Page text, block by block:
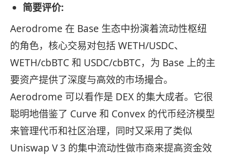
简要评价:
Aerodrome 在 Base 生态中扮演着流动性枢纽
的角色，核心交易对包括 WETH/USDC、
WETH/cbBTC 和 USDC/cbBTC，为 Base 上的主
要资产提供了深度与高效的市场撮合。
Aerodrome 可以看作是 DEX 的集大成者。它很
聪明地借鉴了 Curve 和 Convex 的代币经济模型
来管理代币和社区治理，同时又采用了类似
Uniswap V 3 的集中流动性做市商来提高资金效